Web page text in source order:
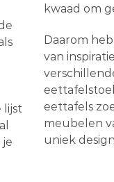
lijst
kwaad om
Daarom
van
eettafels
meubelen
uniek